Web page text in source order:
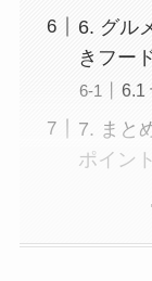
6. グル
きフー
6.1
7. まと
ポイント